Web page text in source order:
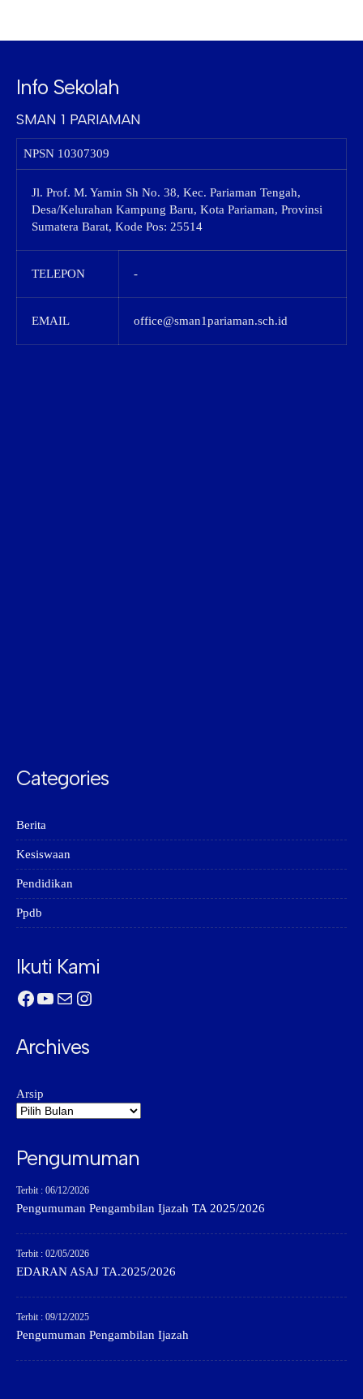
Info Sekolah
SMAN 1 PARIAMAN
NPSN 10307309
Jl. Prof. M. Yamin Sh No. 38, Kec. Pariaman Tengah,
Desa/Kelurahan Kampung Baru, Kota Pariaman, Provinsi
Sumatera Barat, Kode Pos: 25514
TELEPON -
EMAIL office@sman1pariaman.sch.id
Categories
Berita
Kesiswaan
Pendidikan
Ppdb
Ikuti Kami
Facebook
YouTube
MailInstagram
Archives
Arsip
Pengumuman
Terbit : 06/12/2026
Pengumuman Pengambilan Ijazah TA 2025/2026
Terbit : 02/05/2026
EDARAN ASAJ TA.2025/2026
Terbit : 09/12/2025
Pengumuman Pengambilan Ijazah